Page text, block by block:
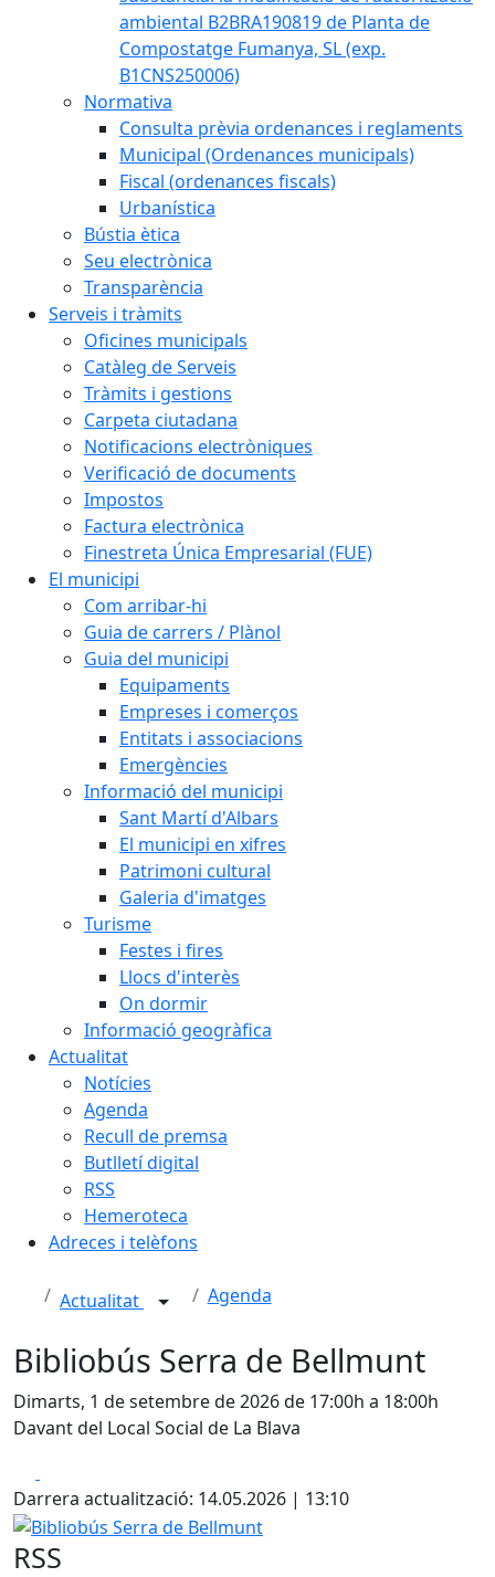
ambiental B2BRA190819 de Planta de
Compostatge Fumanya, SL (exp.
B1CNS250006)
Normativa
Consulta prèvia ordenances i reglaments
Municipal (Ordenances municipals)
Fiscal (ordenances fiscals)
Urbanística
Bústia ètica
Seu electrònica
Transparència
Serveis i tràmits
Oficines municipals
Catàleg de Serveis
Tràmits i gestions
Carpeta ciutadana
Notificacions electròniques
Verificació de documents
Impostos
Factura electrònica
Finestreta Única Empresarial (FUE)
El municipi
Com arribar-hi
Guia de carrers / Plànol
Guia del municipi
Equipaments
Empreses i comerços
Entitats i associacions
Emergències
Informació del municipi
Sant Martí d'Albars
El municipi en xifres
Patrimoni cultural
Galeria d'imatges
Turisme
Festes i fires
Llocs d'interès
On dormir
Informació geogràfica
Actualitat
Notícies
Agenda
Recull de premsa
Butlletí digital
RSS
Hemeroteca
Adreces i telèfons
Actualitat Agenda
Bibliobús Serra de Bellmunt
Dimarts, 1 de setembre de 2026 de 17:00h a 18:00h
Davant del Local Social de La Blava
Darrera actualització: 14.05.2026 | 13:10
Bibliobús Serra de Bellmunt
RSS